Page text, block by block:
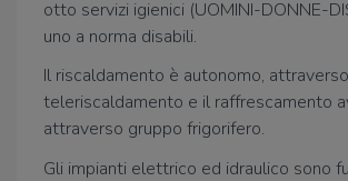
otto servizi igienici (UOMINI-DONNE-
uno a norma disabili.
Il riscaldamento è autonomo, attraverso
teleriscaldamento e il raffrescamento
attraverso gruppo frigorifero.
Gli impianti elettrico ed idraulico sono